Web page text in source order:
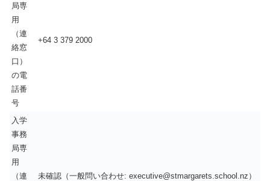
局専
用
（連
絡窓
口）
の電
話番
号
+64 3 379 2000
入学
事務
局専
用
（連
未確認（一般問い合わせ: executive@stmargarets.school.nz）